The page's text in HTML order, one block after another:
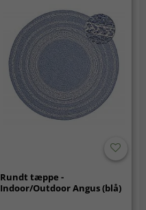
Rundt tæppe -
Indoor/Outdoor Angus (blå)